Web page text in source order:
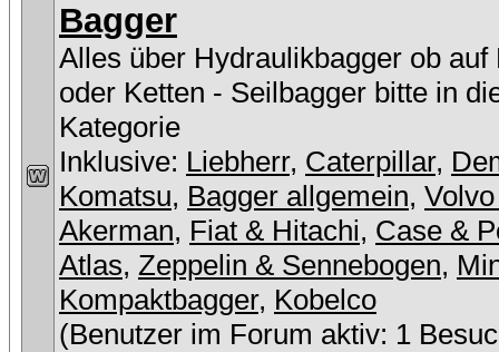
Bagger
Alles über Hydraulikbagger ob auf
oder Ketten - Seilbagger bitte in
Kategorie
Inklusive: Liebherr, Caterpillar,
Komatsu, Bagger allgemein,
Akerman, Fiat & Hitachi, Case &
Atlas, Zeppelin & Sennebogen,
Kompaktbagger, Kobelco
(Benutzer im Forum aktiv: 1